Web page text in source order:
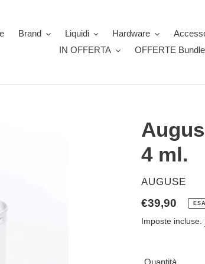
Brand Liquidi Hardware
IN OFFERTA
OFFERTE Bundle
4 ml.
VENDITORE
AUGUSE
Prezzo
di
€39,90
Imposte incluse.